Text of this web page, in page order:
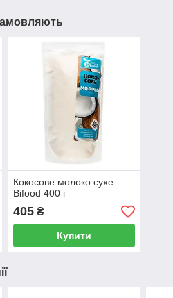
Кокосове молоко сухе
Bifood 400 г
405₴
Купити